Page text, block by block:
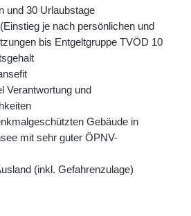
und 30 Urlaubstage
je nach persönlichen und
bis Entgeltgruppe TVÖD 10
Verantwortung und
Gebäude in
mit sehr guter ÖPNV-
(inkl. Gefahrenzulage)